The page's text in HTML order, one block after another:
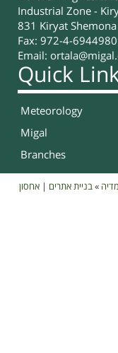
Industrial Zone -
831 Kiryat
Fax: 972-4-
Email:
Quick
Meteorology
Migal
Branches
»בניית אתרים |אחסון